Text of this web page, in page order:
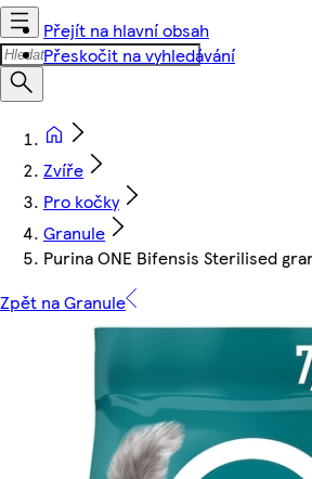
Přejít na hlavní obsah
Přeskočit na vyhledávání
Zvíře
Pro kočky
Granule
Purina ONE Bifensis Sterilised
Zpět na Granule